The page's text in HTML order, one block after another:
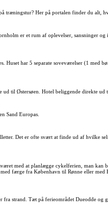
træningstur? Her på portalen finder du alt,
er et rum af oplevelser, sansninger
har 5 separate soveværelser (1 med
ud til Østersøen. Hotel beliggende direkte ud
Sand Europas.
Det er ofte svært at finde ud af hvilke
med at planlægge cykelferien, man kan
færge fra København til Rønne eller med
strand. Tæt på ferieområdet Dueodde og